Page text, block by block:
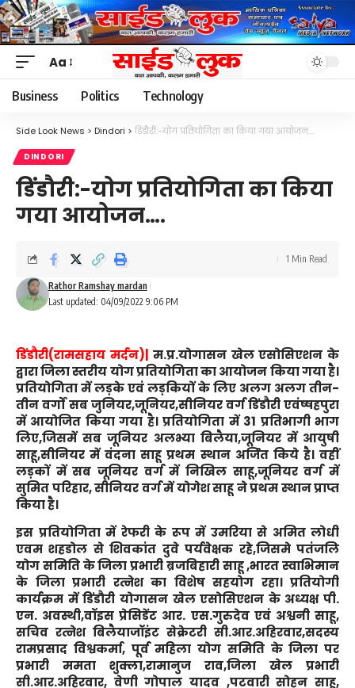
Font
Resizer
Aa
Business Politics Technology
Side Look News > Dindori > डिंडौरी:-योग प्रतियोगिता का किया गया आयोजन….
DINDORI
डिंडौरी:-योग प्रतियोगिता का किया
गया आयोजन….
Last updated: 04/09/2022 9:06 PM
Rathor Ramshay mardan
1 Min Read
डिंडौरी(रामसहाय मर्दन)| म.प्र.योगासन खेल एसोसिएशन के
द्वारा जिला स्तरीय योग प्रतियोगिता का आयोजन किया गया है।
प्रतियोगिता में लड़के एवं लड़कियों के लिए अलग अलग तीन-
तीन वर्गों सब जुनियर,जूनियर,सीनियर वर्ग डिंडौरी एवंष्षहपुरा
में आयोजित किया गया है। प्रतियोगिता में 31 प्रतिभागी भाग
लिए,जिसमें सब जूनियर अलभ्या बिलैया,जूनियर में आयुषी
साहू,सीनियर में वंदना साहू प्रथम स्थान अर्जित किये है। वहीं
लड़कों में सब जूनियर वर्ग में निखिल साहू,जूनियर वर्ग में
सुमित परिहार, सीनियर वर्ग में योगेश साहू ने प्रथम स्थान प्राप्त
किया है।
इस प्रतियोगिता में रेफरी के रूप में उमरिया से अमित लोधी
एवम शहडोल से शिवकांत दुवे पर्यवेक्षक रहे,जिसमे पतंजलि
योग समिति के जिला प्रभारी ब्रजबिहारी साहू ,भारत स्वाभिमान
के जिला प्रभारी रत्नेश का विशेष सहयोग रहा। प्रतियोगी
कार्यक्रम में डिंडौरी योगासन खेल एसोसिएशन के अध्यक्ष पी.
एन. अवस्थी,वॉइस प्रेसिडेंट आर. एस.गुरुदेव एवं अश्वनी साहू,
सचिव रत्नेश बिलैयाजॉइंट सेक्रेटरी सी.आर.अहिरवार,सदस्य
रामप्रसाद विश्वकर्मा, पूर्व महिला योग समिति के जिला पर
प्रभारी ममता शुक्ला,रामानुज राव,जिला खेल प्रभारी
सी.आर.अहिरवार, वेणी गोपाल यादव ,पटवारी सोहन साहू,